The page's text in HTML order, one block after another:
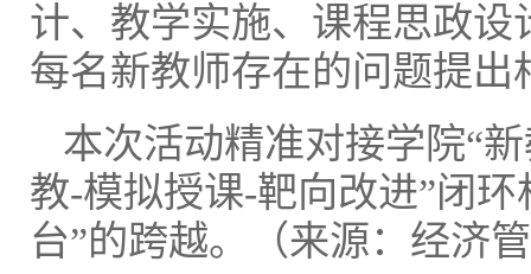
计、教学实施、课程思政
每名新教师存在的问题提出
本次活动精准对接学院“
教-模拟授课-靶向改进”闭
台”的跨越。（来源：经济